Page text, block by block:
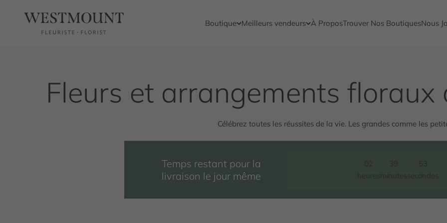
Boutique Meilleurs vendeurs À ProposTrouver Nos BoutiquesNous
Westmount Florist
Célébrez toutes les réussites de la vie. Les grandes comme les
Temps restant pour la
livraison le jour même
02
heures
39
minutes
52
secondes